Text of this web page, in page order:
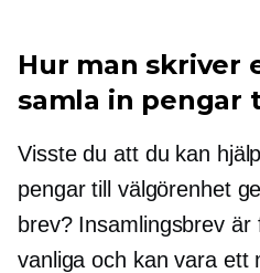
Hur man skriver
samla in pengar
Visste du att du kan
pengar till välgörenhet
brev? Insamlingsbrev
vanliga och kan vara ett